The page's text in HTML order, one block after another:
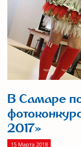
В Самаре
2017»
15 Марта 2018